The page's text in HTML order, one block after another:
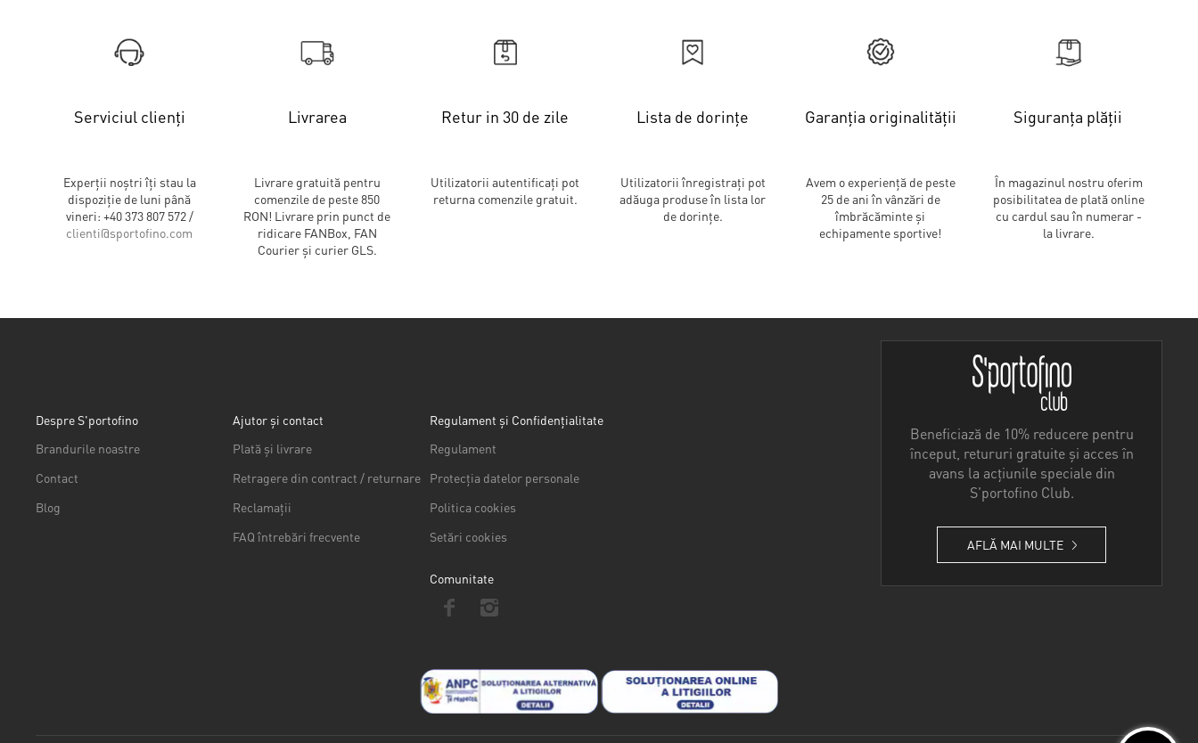
Serviciul clienți
Experții noștri îți stau la
dispoziție de luni până
vineri: +40 373 807 572 /
clienti@sportofino.com
Livrarea
Livrare gratuită pentru
comenzile de peste 850
RON! Livrare prin punct de
ridicare FANBox, FAN
Courier și curier GLS.
Retur in 30 de zile
Utilizatorii autentificați pot
returna comenzile gratuit.
Lista de dorințe
Utilizatorii înregistrați pot
adăuga produse în lista lor
de dorințe.
Garanția originalității
Avem o experiență de peste
25 de ani în vânzări de
îmbrăcăminte și
echipamente sportive!
Siguranța plății
În magazinul nostru oferim
posibilitatea de plată online
cu cardul sau în numerar -
la livrare.
Beneficiază de 10% reducere pentru
început, retururi gratuite și acces în
avans la acțiunile speciale din
S'portofino Club.
AFLĂ MAI MULTE
Despre S'portofino
Brandurile noastre
Contact
Blog
Ajutor și contact
Plată și livrare
Retragere din contract / returnare
Reclamații
FAQ întrebări frecvente
Regulament și Confidențialitate
Regulament
Protecția datelor personale
Politica cookies
Setări cookies
Comunitate